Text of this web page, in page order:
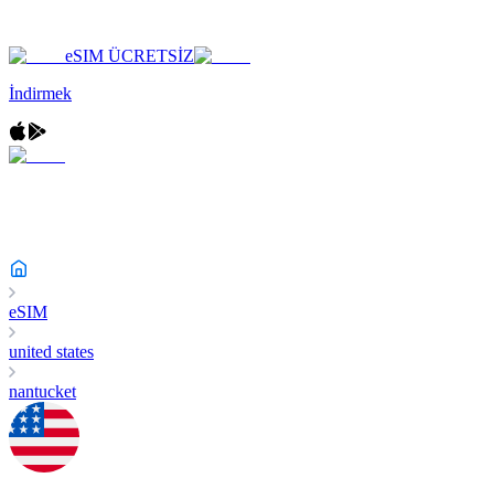
eSIM ÜCRETSİZ
İndirmek
eSIM
united states
nantucket